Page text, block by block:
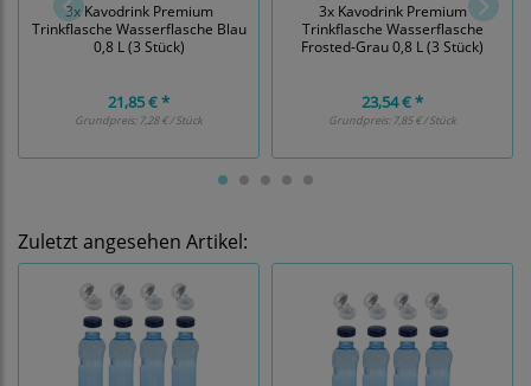
3x Kavodrink Premium
Trinkflasche Wasserflasche Blau
0,8 L (3 Stück)
21,85 € *
Grundpreis: 7,28 € / Stück
3x Kavodrink Premium
Trinkflasche Wasserflasche
Frosted-Grau 0,8 L (3 Stück)
23,54 € *
Grundpreis: 7,85 € / Stück
Zuletzt angesehen Artikel: